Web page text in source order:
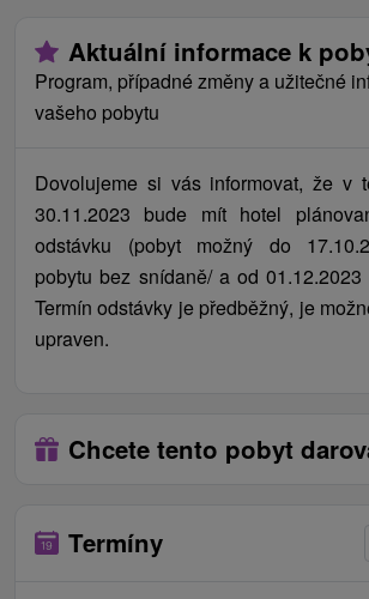
Lomnica
30 % sleva (ze základní ceny) do
URANIA v hotelu SOREA URÁN,
30 % sleva (ze základní ceny) do
EUPHORIA v hotelu SOREA
Dolina
30 % sleva (ze základní ceny) do
termálního bazénu v hotelu
Liptovský Ján
daň za ubytování 2 € / osoba / noc
Zvířata:V hotelu je možné
Aktuální informace k
Program, případné změny a užitečné
vašeho pobytu
Dovolujeme si vás informovat, že v
30.11.2023 bude mít hotel
odstávku (pobyt možný do
pobytu bez snídaně/ a od
Termín odstávky je předběžný, je
upraven.
Chcete tento pobyt
Termíny